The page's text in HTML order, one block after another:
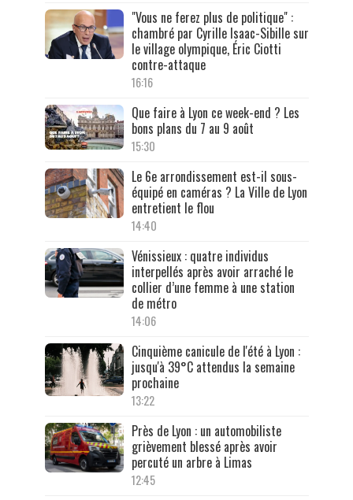
"Vous ne ferez plus de politique" :
chambré par Cyrille Isaac-Sibille sur
le village olympique, Éric Ciotti
contre-attaque
16:16
Que faire à Lyon ce week-end ? Les
bons plans du 7 au 9 août
15:30
Le 6e arrondissement est-il sous-
équipé en caméras ? La Ville de Lyon
entretient le flou
14:40
Vénissieux : quatre individus
interpellés après avoir arraché le
collier d’une femme à une station
de métro
14:06
Cinquième canicule de l'été à Lyon :
jusqu'à 39°C attendus la semaine
prochaine
13:22
Près de Lyon : un automobiliste
grièvement blessé après avoir
percuté un arbre à Limas
12:45